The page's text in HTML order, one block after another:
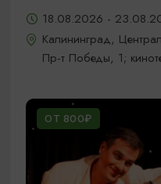
18.08.2026 -
Калининград,
Пр-т Победы, 1;
ОТ 800₽